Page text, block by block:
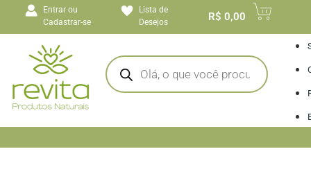
conteúdoEntrar ou
Cadastrar-se
Lista de
Desejos
R$ 0,00